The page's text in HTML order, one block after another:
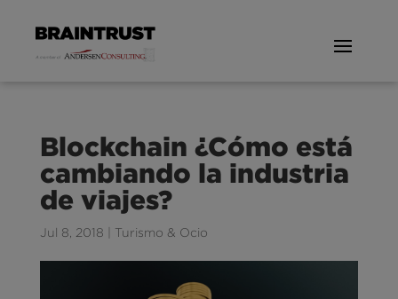
Blockchain ¿Cómo está
cambiando la industria
de viajes?
Jul 8, 2018 Turismo & Ocio